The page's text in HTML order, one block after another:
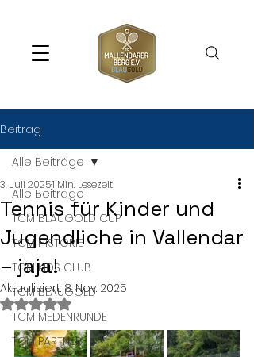
Beitrag
Alle Beiträge
TCM BLAUGOLD CUP
TCM HISTORIE
TCM KIDS CLUB
TCM BLAUGOLD
TCM MEDENRUNDE
TCM PARTNER
Alle Beiträge
Tennis für Kinder und
Jugendliche in Vallendar
– jaja!
3. Juli 20251 Min. Lesezeit
Aktualisiert:8. Nov. 2025
Mit NaN von 5 Sternen bewertet.